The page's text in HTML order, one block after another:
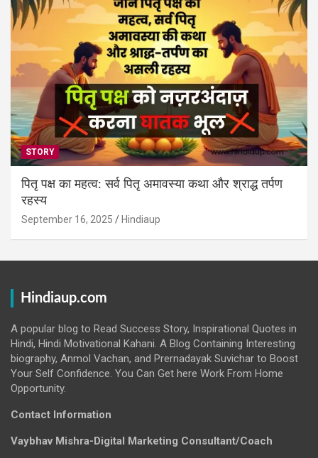
STORY
पितृ पक्ष का महत्व: सर्व पितृ अमावस्या कथा और श्राद्ध तर्पण
रहस्य
September 16, 2025 Hindiaup
Hindiaup.com
A popular blog to Read Success Story, Inspirational Quotes in
Hindi, Hindi Motivational Kahani. A Blog Containing Interesting
biography, Anmol Vachan, and Prernadayak Suvichar to Boost
Your Self Confidence. You Can Get here Work From Home
Opportunity.
Contact Information
Vaybhav Mishra-Digital Marketing Consultant/Coach